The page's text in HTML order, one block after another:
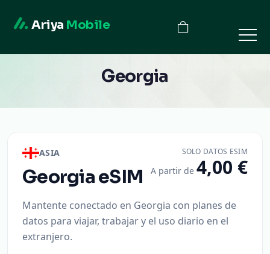
Ariya Mobile
Georgia
ASIA
GeorgiaeSIM
SOLO DATOS ESIM
A partir de 4,00 €
Mantente conectado en Georgia con planes de
datos para viajar, trabajar y el uso diario en el
extranjero.